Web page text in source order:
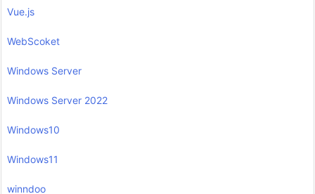
Vue.js
WebScoket
Windows Server
Windows Server 2022
Windows10
Windows11
winndoo